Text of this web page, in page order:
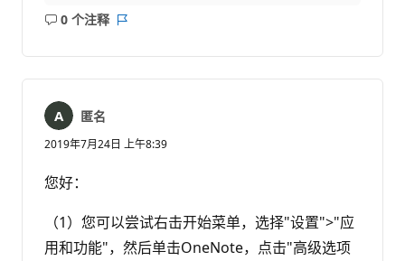
0 个注释
无
匿名
2019年7月24日 上午8:39
您好：
（1）您可以尝试右击开始菜单，选择"设置">"应
用和功能"，然后单击OneNote，点击"高级选项